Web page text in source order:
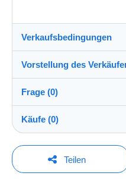
per Einschreiben/
laut Deutsche Post bis
Weitere Marken, Serien
Verkaufsbedingungen
Versand nach:
Die Liste der Länder
Versand:
Vorkasse
Zu Lasten des Käufers
Zahlungsmethoden:
Vorstellung des
blocfan
Frage (0)
Um eine Frage
Käufe (0)
Teilen